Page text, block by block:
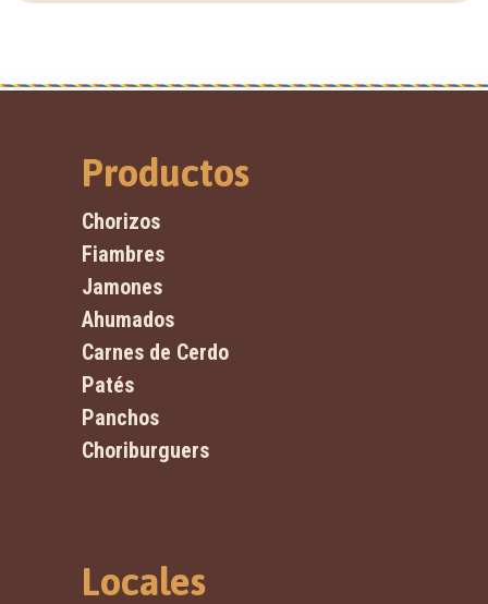
Productos
Chorizos
Fiambres
Jamones
Ahumados
Carnes de Cerdo
Patés
Panchos
Choriburguers
Locales